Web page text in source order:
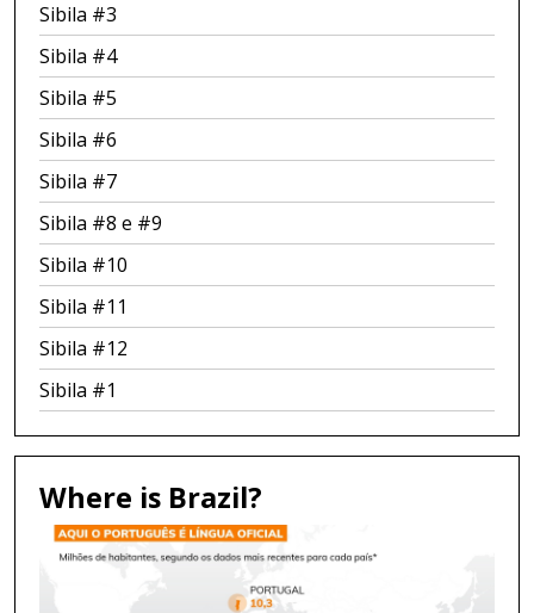
Sibila #3
Sibila #4
Sibila #5
Sibila #6
Sibila #7
Sibila #8 e #9
Sibila #10
Sibila #11
Sibila #12
Sibila #1
Where is Brazil?